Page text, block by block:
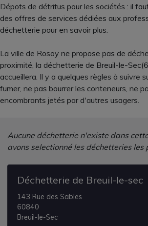
Dépots de détritus pour les sociétés : il
des offres de services dédiées aux
déchetterie pour en savoir plus.
La ville de Rosoy ne propose pas de
proximité, la déchetterie de Breuil-le-
accueillera. Il y a quelques règles à suivre
fumer, ne pas bourrer les conteneurs, ne
encombrants jetés par d'autres usagers.
Aucune déchetterie n'existe dans
avons selectionné les déchetteries les
Déchetterie de Breuil-le-sec
143 Rue des Sables
60840
Breuil-le-Sec